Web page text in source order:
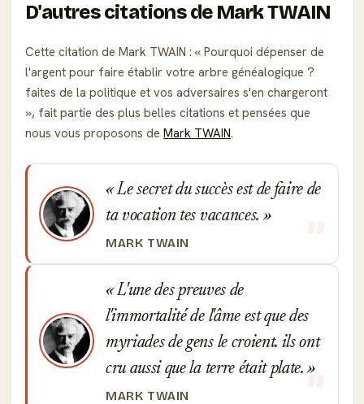
D'autres citations de Mark TWAIN
Cette citation de Mark TWAIN :
Pourquoi dépenser de
l'argent pour faire établir votre arbre généalogique ?
faites de la politique et vos adversaires s'en chargeront
, fait partie des plus belles citations et pensées que
nous vous proposons de Mark TWAIN.
Le secret du succès est de faire de
ta vocation tes vacances.
MARK TWAIN
L'une des preuves de
l'immortalité de l'âme est que des
myriades de gens le croient. ils ont
cru aussi que la terre était plate.
MARK TWAIN